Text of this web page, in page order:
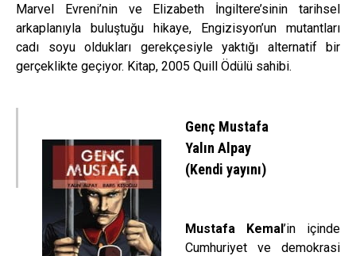
Marvel Evreni’nin ve Elizabeth İngiltere’sinin tarihsel
arkaplanıyla buluştuğu hikaye, Engizisyon’un mutantları
cadı soyu oldukları gerekçesiyle yaktığı alternatif bir
gerçeklikte geçiyor. Kitap, 2005 Quill Ödülü sahibi.
Genç Mustafa
Yalın Alpay
(Kendi yayını)
Mustafa Kemal’in içinde
Cumhuriyet ve demokrasi